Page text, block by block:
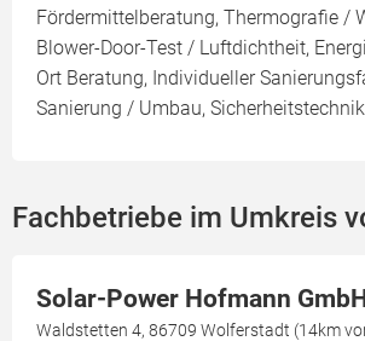
Fördermittelberatung, Thermografie /
Blower-Door-Test / Luftdichtheit,
Ort Beratung, Individueller
Sanierung / Umbau, Sicherheitstechnik
Fachbetriebe im Umkreis
Solar-Power Hofmann
Waldstetten 4, 86709 Wolferstadt (14km